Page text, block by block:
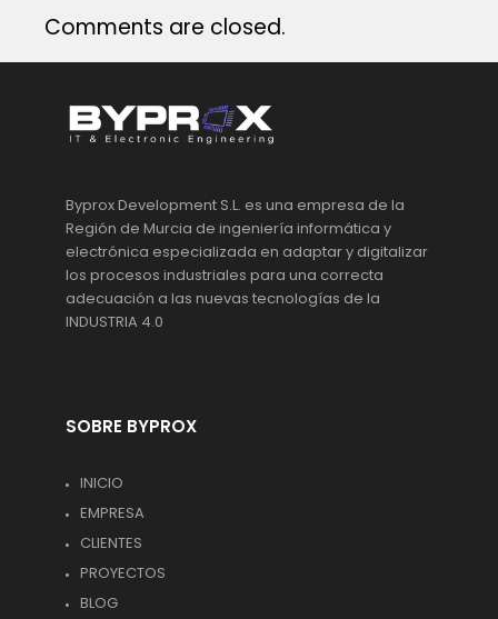
Comments are closed.
Byprox Development S.L. es una empresa de la
Región de Murcia de ingeniería informática y
electrónica especializada en adaptar y digitalizar
los procesos industriales para una correcta
adecuación a las nuevas tecnologías de la
INDUSTRIA 4.0
SOBRE BYPROX
INICIO
EMPRESA
CLIENTES
PROYECTOS
BLOG